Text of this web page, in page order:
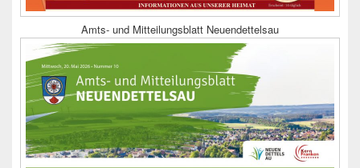
Amts- und Mitteilungsblatt Neuendettelsau